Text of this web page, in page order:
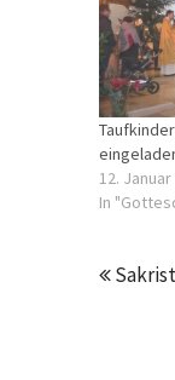
12.
In